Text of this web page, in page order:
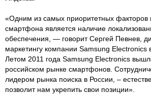
«Одним из самых приоритетных факторов
смартфона является наличие
обеспечения, — говорит Сергей Певнев,
маркетингу компании Samsung Electronics
Летом 2011 года Samsung Electronics
российском рынке смартфонов.
лидером рынка поиска в России, –
позволит нам укрепить свои позиции».